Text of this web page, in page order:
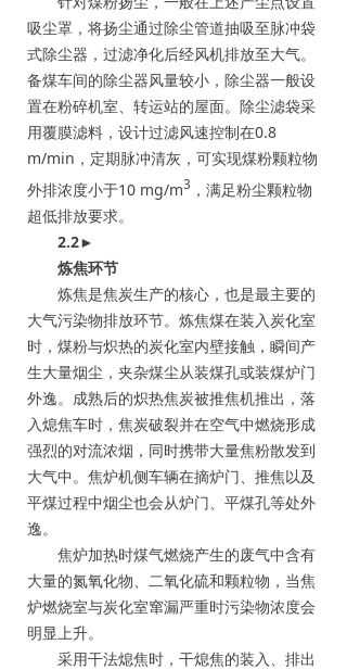
吸尘罩，将扬尘通过除尘管道抽吸至脉冲袋
式除尘器，过滤净化后经风机排放至大气。
备煤车间的除尘器风量较小，除尘器一般设
置在粉碎机室、转运站的屋面。除尘滤袋采
用覆膜滤料，设计过滤风速控制在0.8
m/min，定期脉冲清灰，可实现煤粉颗粒物
外排浓度小于10 mg/m3 ，满足粉尘颗粒物
超低排放要求。
2.2►
炼焦环节
炼焦是焦炭生产的核心，也是最主要的
大气污染物排放环节。炼焦煤在装入炭化室
时，煤粉与炽热的炭化室内壁接触，瞬间产
生大量烟尘，夹杂煤尘从装煤孔或装煤炉门
外逸。成熟后的炽热焦炭被推焦机推出，落
入熄焦车时，焦炭破裂并在空气中燃烧形成
强烈的对流浓烟，同时携带大量焦粉散发到
大气中。焦炉机侧车辆在摘炉门、推焦以及
平煤过程中烟尘也会从炉门、平煤孔等处外
逸。
焦炉加热时煤气燃烧产生的废气中含有
大量的氮氧化物、二氧化硫和颗粒物，当焦
炉燃烧室与炭化室窜漏严重时污染物浓度会
明显上升。
采用干法熄焦时，干熄焦的装入、排出